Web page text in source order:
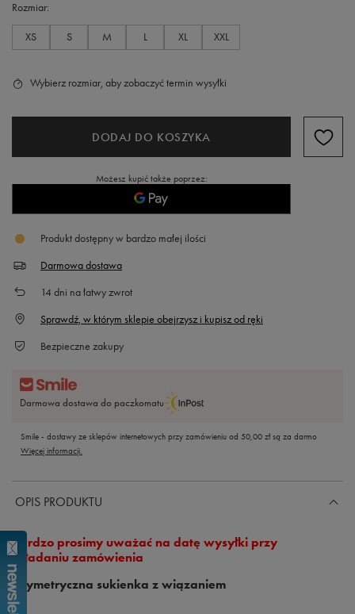
Rozmiar
XS S M L XL XXL
Wybierz rozmiar, aby zobaczyć termin wysyłki
DODAJ DO KOSZYKA
Możesz kupić także poprzez:
Produkt dostępny w bardzo małej ilości
Darmowa dostawa
14dni na łatwy zwrot
Sprawdź, w którym sklepie obejrzysz i kupisz od ręki
Bezpieczne zakupy
Darmowa dostawa do paczkomatu
Smile - dostawy ze sklepów internetowych przy zamówieniu od 50,00 złsą za darmo
Więcej informacji.
OPIS PRODUKTU
Bardzo prosimy uważać na datę wysyłki przy
składaniu zamówienia
Asymetryczna sukienka z wiązaniem